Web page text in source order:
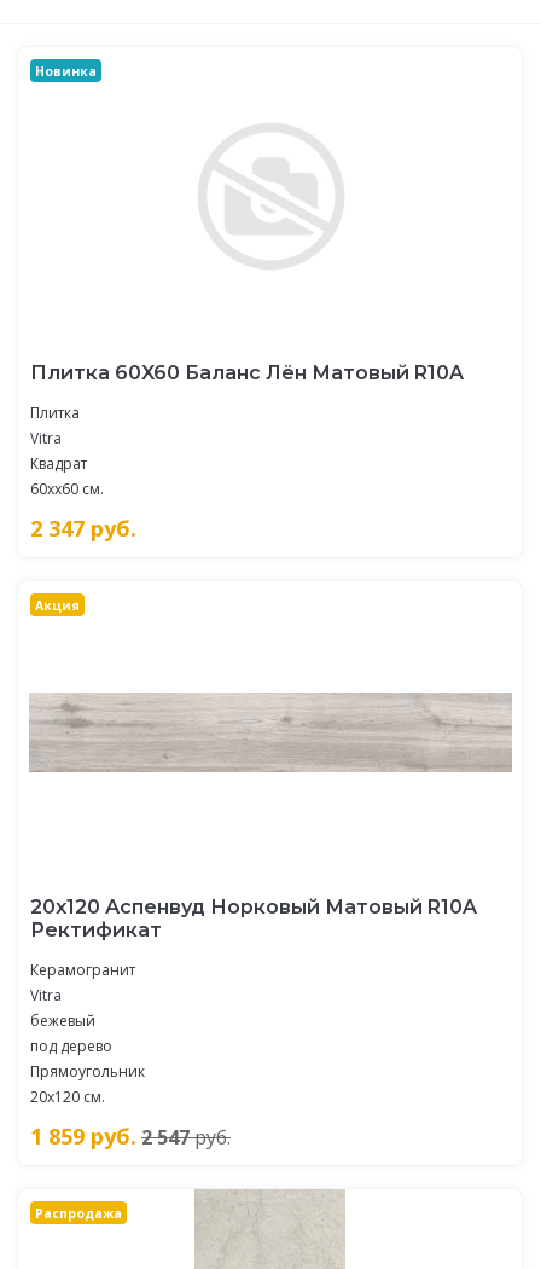
Новинка
Плитка 60X60 Баланс Лён Матовый R10A
Плитка
Vitra
Квадрат
60xx60 см.
2 347 руб.
Акция
20х120 Аспенвуд Норковый Матовый R10A
Ректификат
Керамогранит
Vitra
бежевый
под дерево
Прямоугольник
20х120 см.
1 859 руб. 2 547руб.
Распродажа